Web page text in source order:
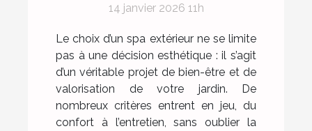
14 janvier 2026 11h
Le choix d’un spa extérieur ne se limite
pas à une décision esthétique : il s’agit
d’un véritable projet de bien-être et de
valorisation de votre jardin. De
nombreux critères entrent en jeu, du
confort à l’entretien, sans oublier la